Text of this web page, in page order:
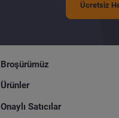
Ücretsiz
Broşürümüz
Ürünler
Onaylı Satıcılar